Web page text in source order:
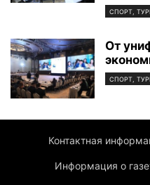
СПОРТ,
От
СПОРТ,
Контактная
Информация о